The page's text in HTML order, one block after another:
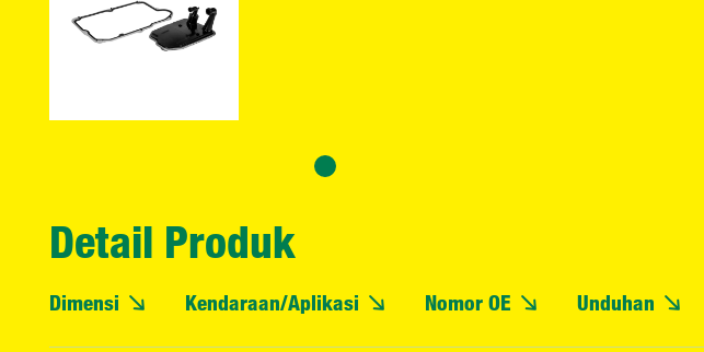
Detail Produk
Dimensi Kendaraan/Aplikasi Nomor OE Unduhan